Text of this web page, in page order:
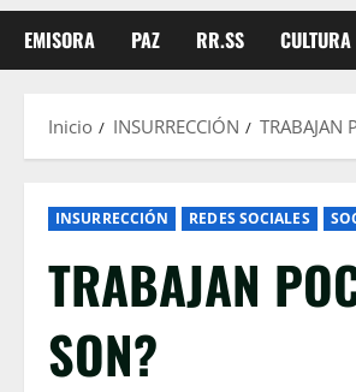
EMISORA PAZ RR.SS CULTURA
Inicio INSURRECCIÓN TRABAJAN
INSURRECCIÓN REDES SOCIALES
TRABAJAN
SON?